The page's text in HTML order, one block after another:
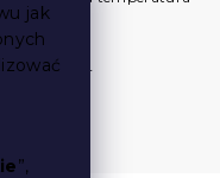
jak
”,
prania
Waga
? Rozmiar